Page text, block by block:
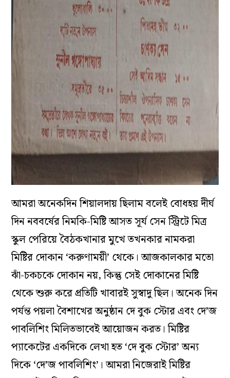
আমরা অনেকদিন শিয়ালদায় ছিলাম বলেই বোধহয় দীর্ঘ
দিন নববর্ষের নিমকি-মিষ্টি আসত সূর্য সেন স্ট্রিটে মিত্র
স্কুল পেরিয়ে বৈঠকখানার মুখে তখনকার নামকরা
মিষ্টির দোকান ‘করুণাময়ী’ থেকে। আজকালকার মতো
ঝাঁ-চকচকে দোকান নয়, কিন্তু সেই দোকানের মিষ্টি
থেকে শুরু করে প্রতিটি খাবারই সুস্বাদু ছিল। অনেক দিন
পর্যন্ত পয়লা বৈশাখের অনুষ্ঠান দে বুক স্টোর এবং দে’জ
পাবলিশিং মিলিতভাবেই আয়োজন করত। মিষ্টির
প্যাকেটের একদিকে লেখা হত ‘দে বুক স্টোর’ অন্য
দিকে ‘দে’জ পাবলিশিং’। আমরা নিজেরাই মিষ্টির